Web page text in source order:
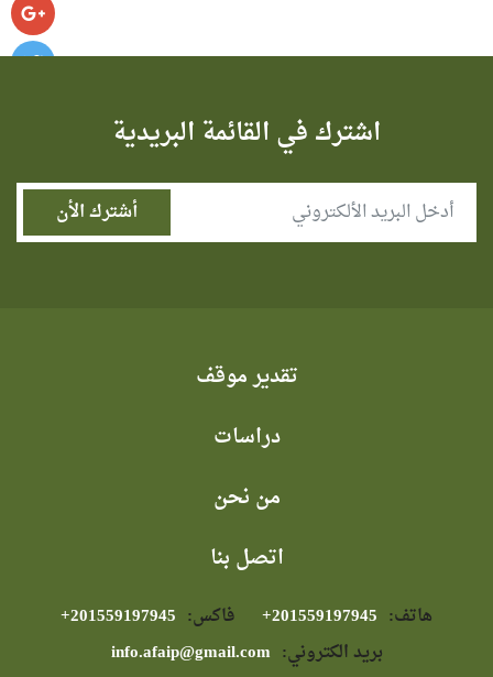
اشترك في القائمة البريدية
تقدير موقف
دراسات
من نحن
اتصل بنا
هاتف: فاكس:
بريد الكتروني: info.afaip@gmail.com